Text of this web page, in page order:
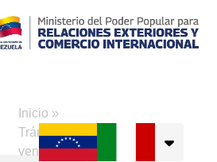
Inicio »
Trámites a
venezolanos